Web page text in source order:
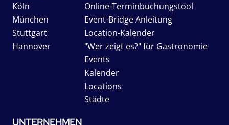
Köln
München
Stuttgart
Hannover
Online-Terminbuchungstool
Event-Bridge Anleitung
Location-Kalender
"Wer zeigt es?" für Gastronomie
Events
Kalender
Locations
Städte
UNTERNEHMEN